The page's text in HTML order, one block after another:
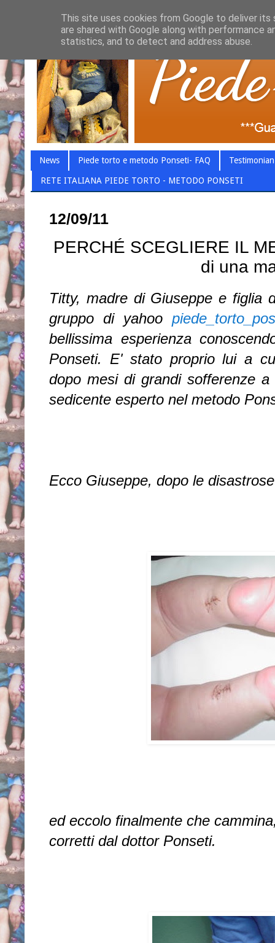
News Piede torto e metodo Ponseti- FAQ
RETE ITALIANA PIEDE TORTO - METODO PONSETI
12/09/11
PERCHÉ SCEGLIERE IL
di una
Titty, madre di Giuseppe e figlia
gruppo di yahoo
bellissima esperienza
Ponseti. E' stato proprio lui a
dopo mesi di grandi sofferenze
sedicente esperto nel metodo
Ecco Giuseppe, dopo le
ed eccolo finalmente che
corretti dal dottor Ponseti.
This site uses cookies from Google to deliver its
are shared with Google along with performance
statistics, and to detect and address abuse.